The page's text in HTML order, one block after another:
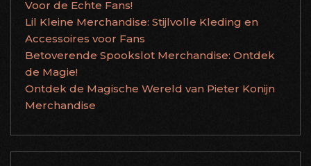
Voor de Echte Fans!
Lil Kleine Merchandise: Stijlvolle Kleding en
Accessoires voor Fans
Betoverende Spookslot Merchandise: Ontdek
de Magie!
Ontdek de Magische Wereld van Pieter Konijn
Merchandise